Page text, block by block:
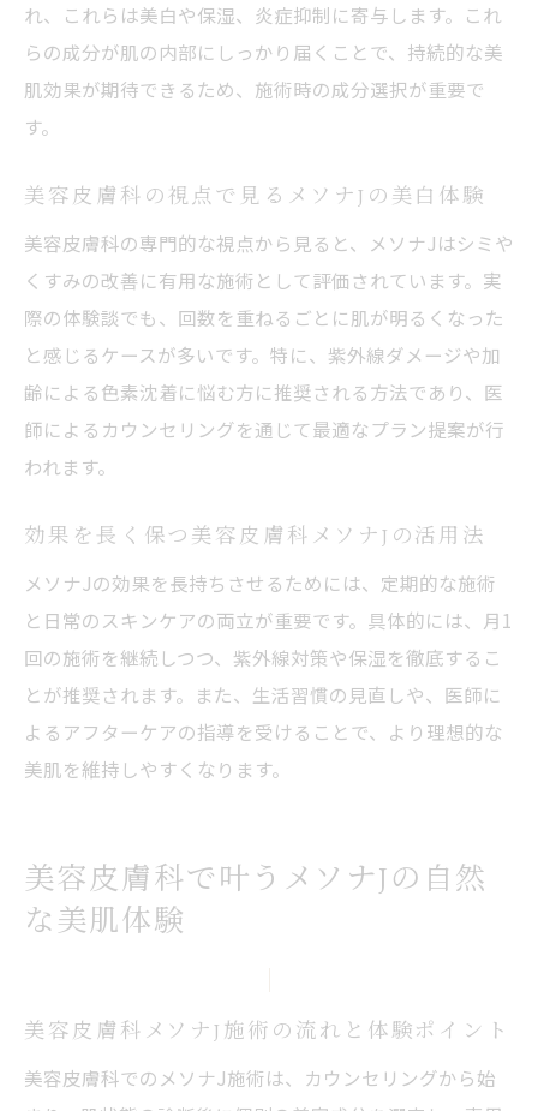
れ、これらは美白や保湿、炎症抑制に寄与します。これ
らの成分が肌の内部にしっかり届くことで、持続的な美
肌効果が期待できるため、施術時の成分選択が重要で
す。
美容皮膚科の視点で見るメソナJの美白体験
美容皮膚科の専門的な視点から見ると、メソナJはシミや
くすみの改善に有用な施術として評価されています。実
際の体験談でも、回数を重ねるごとに肌が明るくなった
と感じるケースが多いです。特に、紫外線ダメージや加
齢による色素沈着に悩む方に推奨される方法であり、医
師によるカウンセリングを通じて最適なプラン提案が行
われます。
効果を長く保つ美容皮膚科メソナJの活用法
メソナJの効果を長持ちさせるためには、定期的な施術
と日常のスキンケアの両立が重要です。具体的には、月1
回の施術を継続しつつ、紫外線対策や保湿を徹底するこ
とが推奨されます。また、生活習慣の見直しや、医師に
よるアフターケアの指導を受けることで、より理想的な
美肌を維持しやすくなります。
美容皮膚科で叶うメソナJの自然
な美肌体験
美容皮膚科メソナJ施術の流れと体験ポイント
美容皮膚科でのメソナJ施術は、カウンセリングから始